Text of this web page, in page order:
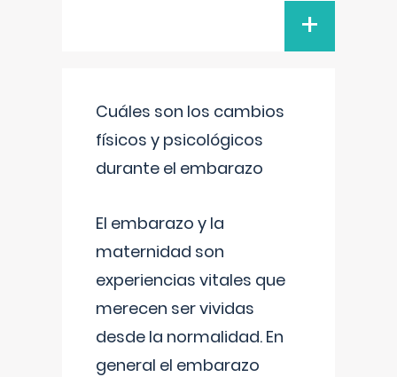
+
Cuáles son los cambios
físicos y psicológicos
durante el embarazo
El embarazo y la
maternidad son
experiencias vitales que
merecen ser vividas
desde la normalidad. En
general el embarazo